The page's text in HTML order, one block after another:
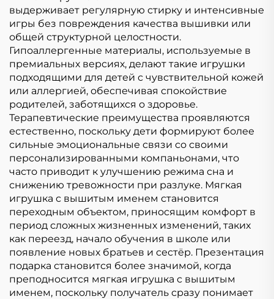
выдерживает регулярную стирку и интенсивные
игры без повреждения качества вышивки или
общей структурной целостности.
Гипоаллергенные материалы, используемые в
премиальных версиях, делают такие игрушки
подходящими для детей с чувствительной кожей
или аллергией, обеспечивая спокойствие
родителей, заботящихся о здоровье.
Терапевтические преимущества проявляются
естественно, поскольку дети формируют более
сильные эмоциональные связи со своими
персонализированными компаньонами, что
часто приводит к улучшению режима сна и
снижению тревожности при разлуке. Мягкая
игрушка с вышитым именем становится
переходным объектом, приносящим комфорт в
период сложных жизненных изменений, таких
как переезд, начало обучения в школе или
появление новых братьев и сестёр. Презентация
подарка становится более значимой, когда
преподносится мягкая игрушка с вышитым
именем, поскольку получатель сразу понимает